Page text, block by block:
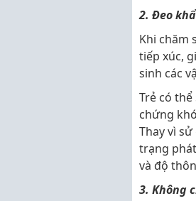
2. Đeo
Khi chăm
tiếp xúc,
sinh các
Trẻ có
chứng
Thay vì
trạng
và độ
3. Không